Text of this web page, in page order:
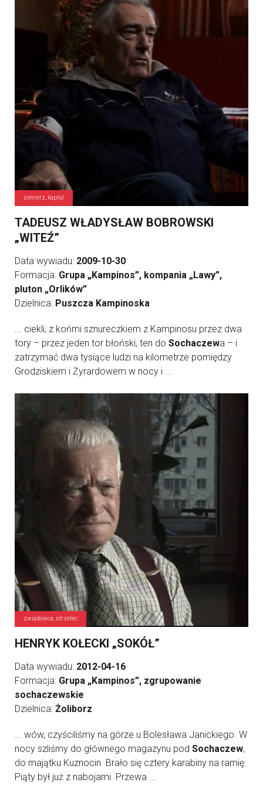
żołnierz, kapral
TADEUSZ WŁADYSŁAW BOBROWSKI
„WITEŹ”
Data wywiadu: 2009-10-30
Formacja: Grupa „Kampinos”, kompania „Lawy”,
pluton „Orlików”
Dzielnica: Puszcza Kampinoska
... ciekli, z końmi sznureczkiem z Kampinosu przez dwa
tory – przez jeden tor błoński, ten do Sochaczewa – i
zatrzymać dwa tysiące ludzi na kilometrze pomiędzy
Grodziskiem i Żyrardowem w nocy i ...
zwiadowca, strzelec
HENRYK KOŁECKI „SOKÓŁ”
Data wywiadu: 2012-04-16
Formacja: Grupa „Kampinos”, zgrupowanie
sochaczewskie
Dzielnica: Żoliborz
... wów, czyściliśmy na górze u Bolesława Janickiego. W
nocy szliśmy do głównego magazynu pod Sochaczew,
do majątku Kuznocin. Brało się cztery karabiny na ramię.
Piąty był już z nabojami. Przewa ...